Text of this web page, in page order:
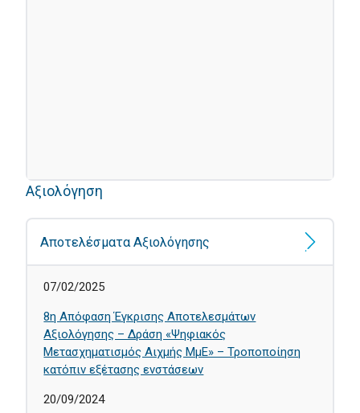
Αξιολόγηση
Αποτελέσματα Αξιολόγησης
07/02/2025
8η Απόφαση Έγκρισης Αποτελεσμάτων
Αξιολόγησης – Δράση «Ψηφιακός
Μετασχηματισμός Αιχμής ΜμΕ» – Τροποποίηση
κατόπιν εξέτασης ενστάσεων
20/09/2024